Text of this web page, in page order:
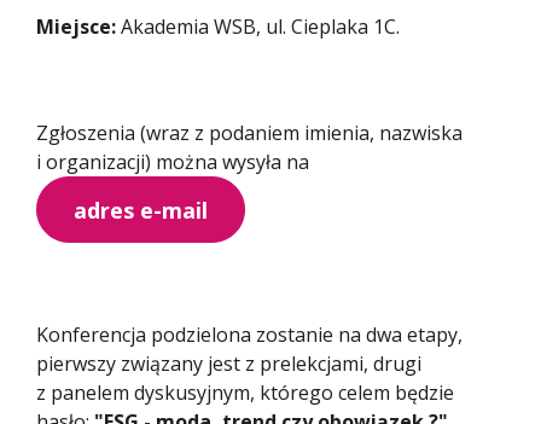
Miejsce:Akademia WSB, ul. Cieplaka 1C.
Zgłoszenia (wraz z podaniem imienia, nazwiska
i organizacji) można wysyła na
adres e-mail
Konferencja podzielona zostanie na dwa etapy,
pierwszy związany jest z prelekcjami, drugi
z panelem dyskusyjnym, którego celem będzie